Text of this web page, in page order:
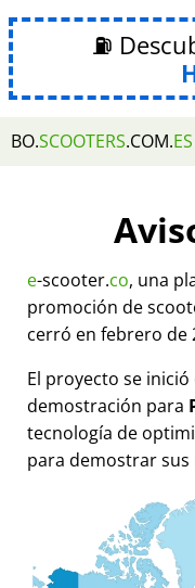
⛽
BO.SCOOTERS.COM.ES
e-scooter.co, una
promoción de
cerró en febrero de
El proyecto se
demostración para
tecnología de
para demostrar sus